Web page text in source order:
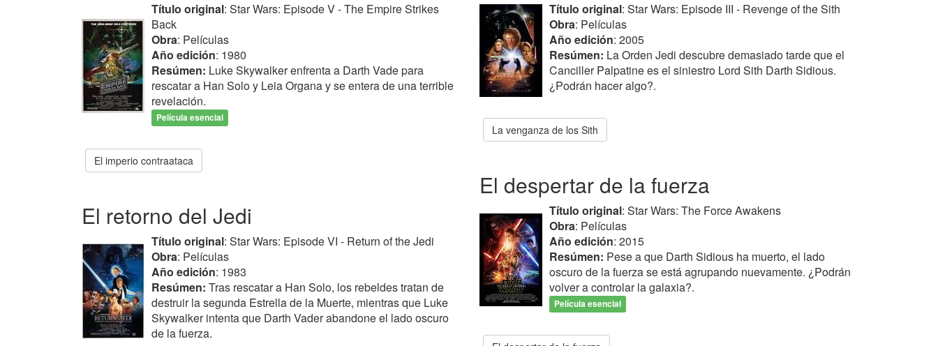
Título original: Star Wars: Episode V - The Empire Strikes
Back
Obra: Películas
Año edición: 1980
Resúmen: Luke Skywalker enfrenta a Darth Vade para
rescatar a Han Solo y Leia Organa y se entera de una terrible
revelación.
Película esencial
El imperio contraataca
El retorno del Jedi
Título original: Star Wars: Episode VI - Return of the Jedi
Obra: Películas
Año edición: 1983
Resúmen: Tras rescatar a Han Solo, los rebeldes tratan de
destruir la segunda Estrella de la Muerte, mientras que Luke
Skywalker intenta que Darth Vader abandone el lado oscuro
de la fuerza.
Título original: Star Wars: Episode III - Revenge of the Sith
Obra: Películas
Año edición: 2005
Resúmen: La Orden Jedi descubre demasiado tarde que el
Canciller Palpatine es el siniestro Lord Sith Darth Sidious.
¿Podrán hacer algo?.
La venganza de los Sith
El despertar de la fuerza
Título original: Star Wars: The Force Awakens
Obra: Películas
Año edición: 2015
Resúmen: Pese a que Darth Sidious ha muerto, el lado
oscuro de la fuerza se está agrupando nuevamente. ¿Podrán
volver a controlar la galaxia?.
Película esencial